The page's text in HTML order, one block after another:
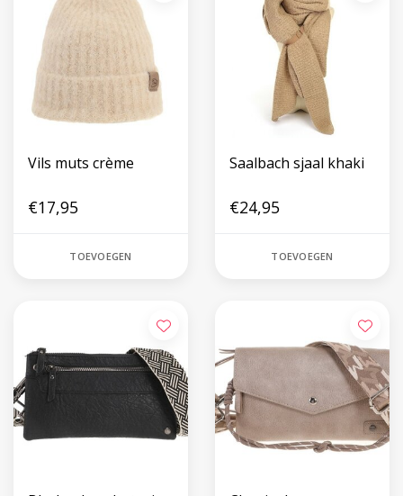
Vils muts crème
€17,95
TOEVOEGEN
Saalbach sjaal khaki
€24,95
TOEVOEGEN